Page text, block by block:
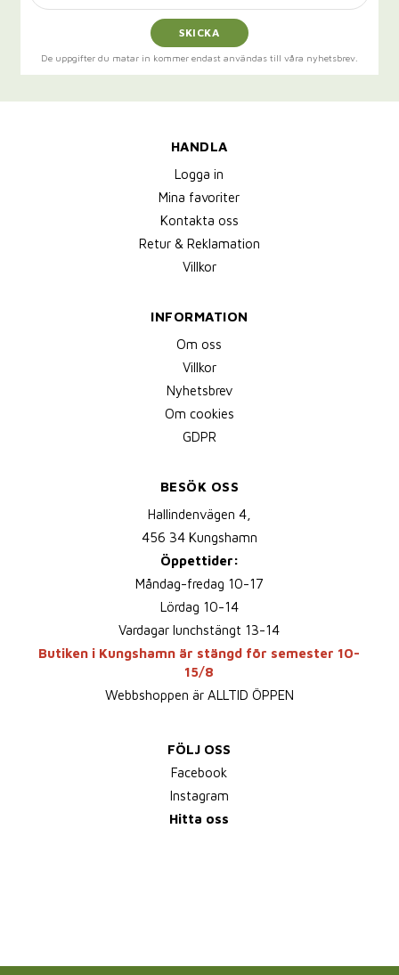
SKICKA
De uppgifter du matar in kommer endast användas till våra nyhetsbrev.
HANDLA
Logga in
Mina favoriter
Kontakta oss
Retur & Reklamation
Villkor
INFORMATION
Om oss
Villkor
Nyhetsbrev
Om cookies
GDPR
BESÖK OSS
Hallindenvägen 4,
456 34 Kungshamn
Öppettider:
Måndag-fredag 10-17
Lördag 10-14
Vardagar lunchstängt 13-14
Butiken i Kungshamn är stängd för semester 10-
15/8
Webbshoppen är ALLTID ÖPPEN
FÖLJ OSS
Facebook
Instagram
Hitta oss